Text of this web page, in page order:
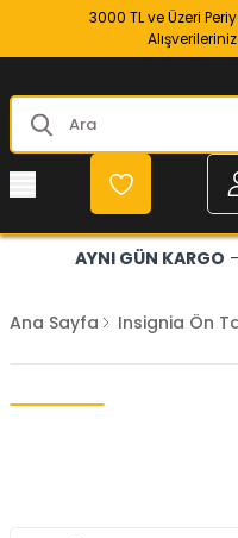
3000 TL ve Üzeri
AYNI GÜN KARGO
Ana Sayfa Insignia Ön